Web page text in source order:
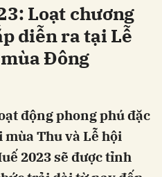
Loạt chương
diễn ra tại Lễ
Đông
động phong phú đặc
mùa Thu và Lễ hội
2023 sẽ được tỉnh